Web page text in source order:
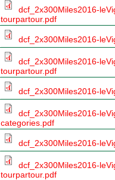
dcf_2x300Miles2016-
tourpartour.pdf
dcf_2x300Miles2016-
dcf_2x300Miles2016-
tourpartour.pdf
dcf_2x300Miles2016-
dcf_2x300Miles2016-
categories.pdf
dcf_2x300Miles2016-
dcf_2x300Miles2016-
tourpartour.pdf